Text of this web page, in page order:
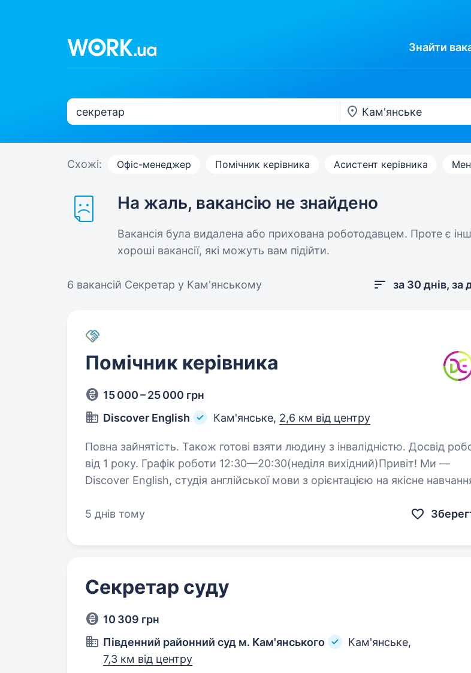
Знайти
Схожі: Офіс-менеджер Помічник керівника Асистент керівника
На жаль, вакансію не знайдено
Вакансія була видалена або прихована роботодавцем. Проте є
хороші вакансії, які можуть вам підійти.
6 вакансій Секретар у Кам'янському за 30 днів, за
Помічник керівника
15 000 – 25 000 грн
Discover English
Кам'янське, 2,6 км від центру
Повна зайнятість. Також готові взяти людину з інвалідністю. Досвід
від 1 року. Графік роботи 12:30—20:30(неділя вихідний)Привіт! Ми —
Discover English, студія англійської мови з орієнтацією на якісне
адміністратора…
5 днів тому
Секретар суду
10 309 грн
Південний районний суд м. Кам'янського
Кам'янське,
7,3 км від центру